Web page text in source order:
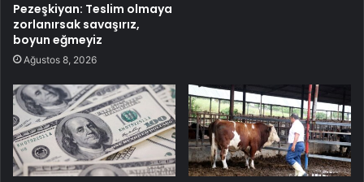
Pezeşkiyan: Teslim olmaya
zorlanırsak savaşırız,
boyun eğmeyiz
Ağustos 8, 2026